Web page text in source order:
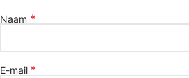
Naam *
E-mail *